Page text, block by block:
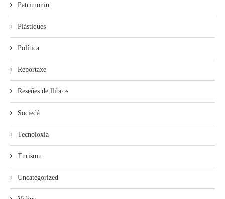
Patrimoniu
Plástiques
Política
Reportaxe
Reseñes de llibros
Sociedá
Tecnoloxía
Turismu
Uncategorized